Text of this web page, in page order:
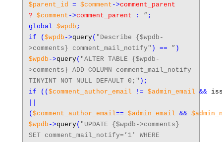
$parent_id = $comment ->comment_parent
? $comment ->comment_parent : ” ;
global $wpdb ;
if
( $wpdb ->query( "Describe {$wpdb-
>comments} comment_mail_notify" ) == ” )
$wpdb ->query( "ALTER TABLE {$wpdb-
>comments} ADD COLUMN comment_mail_notify
TINYINT NOT NULL DEFAULT 0;" );
if
(( $comment_author_email != $admin_email &&
( $comment_author_email== $admin_email &&
$wpdb ->query( "UPDATE {$wpdb->comments}
SET comment_mail_notify=’1′ WHERE